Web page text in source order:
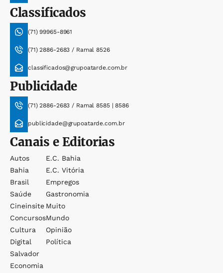
Classificados
(71) 99965-8961
(71) 2886-2683 / Ramal 8526
classificados@grupoatarde.com.br
Publicidade
(71) 2886-2683 / Ramal 8585 | 8586
publicidade@grupoatarde.com.br
Canais e Editorias
Autos
Bahia
Brasil
Saúde
Cineinsite
Concursos
Cultura
Digital
Salvador
Economia
E.c. Bahia
E.c. Vitória
Empregos
Gastronomia
Muito
Mundo
Opinião
Política